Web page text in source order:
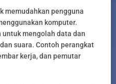
memudahkan pengguna
komputer.
mengolah data dan
suara. Contoh perangkat
kerja, dan pemutar